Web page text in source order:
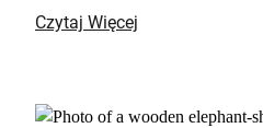
Czytaj Więcej